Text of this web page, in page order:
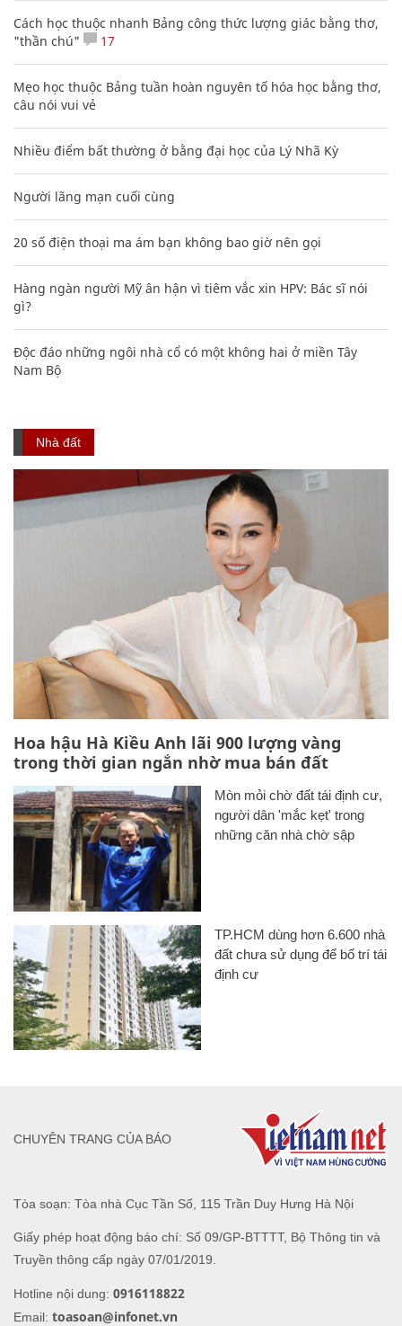
Cách học thuộc nhanh Bảng công thức lượng giác bằng thơ,
"thần chú"
17
Mẹo học thuộc Bảng tuần hoàn nguyên tố hóa học bằng thơ,
câu nói vui vẻ
Nhiều điểm bất thường ở bằng đại học của Lý Nhã Kỳ
Người lãng mạn cuối cùng
20 số điện thoại ma ám bạn không bao giờ nên gọi
Hàng ngàn người Mỹ ân hận vì tiêm vắc xin HPV: Bác sĩ nói
gì?
Độc đáo những ngôi nhà cổ có một không hai ở miền Tây
Nam Bộ
Nhà đất
Hoa hậu Hà Kiều Anh lãi 900 lượng vàng
trong thời gian ngắn nhờ mua bán đất
Mòn mỏi chờ đất tái định cư,
người dân 'mắc kẹt' trong
những căn nhà chờ sập
TP.HCM dùng hơn 6.600 nhà
đất chưa sử dụng để bố trí tái
định cư
Tòa soạn: Tòa nhà Cục Tần Số, 115 Trần Duy Hưng Hà Nội
Giấy phép hoạt động báo chí: Số 09/GP-BTTTT, Bộ Thông tin và
Truyền thông cấp ngày 07/01/2019.
Hotline nội dung: 0916118822
Email: toasoan@infonet.vn
CHUYÊN TRANG CỦA BÁO